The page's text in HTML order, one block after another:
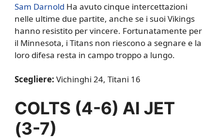
Sam Darnold Ha avuto cinque intercettazioni
nelle ultime due partite, anche se i suoi Vikings
hanno resistito per vincere. Fortunatamente per
il Minnesota, i Titans non riescono a segnare e la
loro difesa resta in campo troppo a lungo.
Scegliere: Vichinghi 24, Titani 16
COLTS (4-6) AI JET
(3-7)